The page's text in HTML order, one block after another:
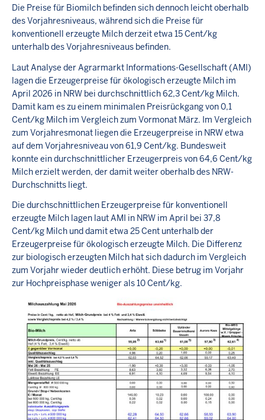
Die Preise für Biomilch befinden sich dennoch leicht oberhalb
des Vorjahresniveaus, während sich die Preise für
konventionell erzeugte Milch derzeit etwa 15 Cent/kg
unterhalb des Vorjahresniveaus befinden.
Laut Analyse der Agrarmarkt Informations-Gesellschaft (AMI)
lagen die Erzeugerpreise für ökologisch erzeugte Milch im
April 2026 in NRW bei durchschnittlich 62,3 Cent/kg Milch.
Damit kam es zu einem minimalen Preisrückgang von 0,1
Cent/kg Milch im Vergleich zum Vormonat März. Im Vergleich
zum Vorjahresmonat liegen die Erzeugerpreise in NRW etwa
auf dem Vorjahresniveau von 61,9 Cent/kg. Bundesweit
konnte ein durchschnittlicher Erzeugerpreis von 64,6 Cent/kg
Milch erzielt werden, der damit weiter oberhalb des NRW-
Durchschnitts liegt.
Die durchschnittlichen Erzeugerpreise für konventionell
erzeugte Milch lagen laut AMI in NRW im April bei 37,8
Cent/kg Milch und damit etwa 25 Cent unterhalb der
Erzeugerpreise für ökologisch erzeugte Milch. Die Differenz
zur biologisch erzeugten Milch hat sich dadurch im Vergleich
zum Vorjahr wieder deutlich erhöht. Diese betrug im Vorjahr
zur Hochpreisphase weniger als 10 Cent/kg.